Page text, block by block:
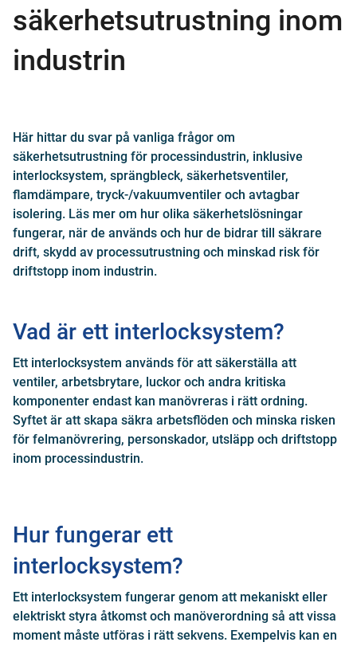
säkerhetsutrustning inom
industrin
Här hittar du svar på vanliga frågor om
säkerhetsutrustning för processindustrin, inklusive
interlocksystem, sprängbleck, säkerhetsventiler,
flamdämpare, tryck-/vakuumventiler och avtagbar
isolering. Läs mer om hur olika säkerhetslösningar
fungerar, när de används och hur de bidrar till säkrare
drift, skydd av processutrustning och minskad risk för
driftstopp inom industrin.
Vad är ett interlocksystem?
Ett interlocksystem används för att säkerställa att
ventiler, arbetsbrytare, luckor och andra kritiska
komponenter endast kan manövreras i rätt ordning.
Syftet är att skapa säkra arbetsflöden och minska risken
för felmanövrering, personskador, utsläpp och driftstopp
inom processindustrin.
Hur fungerar ett
interlocksystem?
Ett interlocksystem fungerar genom att mekaniskt eller
elektriskt styra åtkomst och manöverordning så att vissa
moment måste utföras i rätt sekvens. Exempelvis kan en